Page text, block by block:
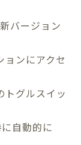
バージョン
ョンにアクセ
トグルスイッ
自動的に